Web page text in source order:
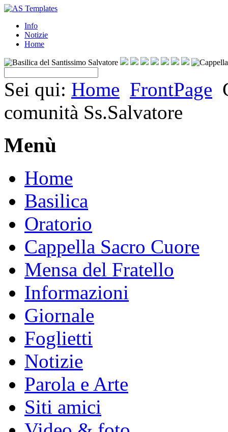
Info
Notizie
Home
Sei qui: Home FrontPage
comunità Ss.Salvatore
Menù
Home
Basilica
Oratorio
Cappella Sacro Cuore
Mensa del Fratello
Informazioni
Giornale
Foglietti
Notizie
Parola e Arte
Siti amici